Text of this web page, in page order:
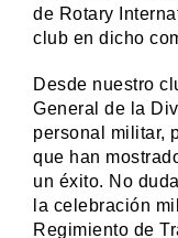
de Rotary
club en dicho
Desde nuestro
General de la
personal militar,
que han
un éxito. No
la celebración
Regimiento de